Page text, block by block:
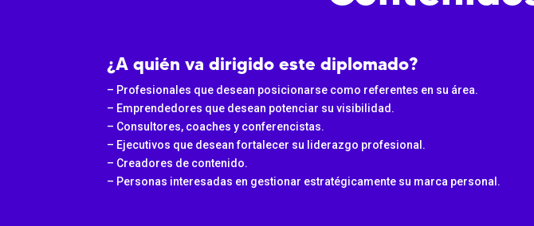
¿A quién va dirigido este diplomado?
– Profesionales que desean posicionarse como referentes en su área.
– Emprendedores que desean potenciar su visibilidad.
– Consultores, coaches y conferencistas.
– Ejecutivos que desean fortalecer su liderazgo profesional.
– Creadores de contenido.
– Personas interesadas en gestionar estratégicamente su marca personal.